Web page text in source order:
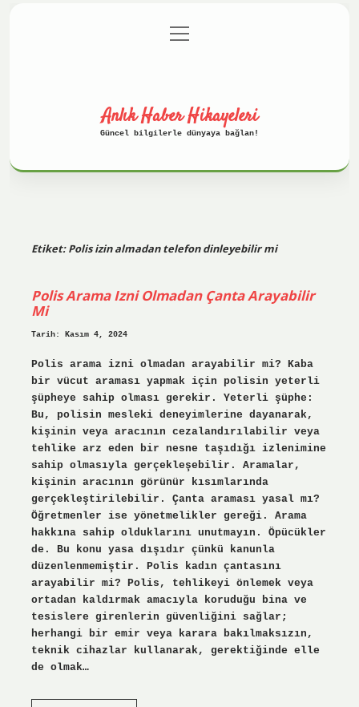
Gizlilik Politikası
menüyü
aç
Anlık Haber Hikayeleri
Güncel bilgilerle dünyaya bağlan!
Etiket:Polis izin almadan telefon dinleyebilir mi
Polis Arama Izni Olmadan Çanta Arayabilir
Mi
Tarih: Kasım 4, 2024
Polis arama izni olmadan arayabilir mi? Kaba
bir vücut araması yapmak için polisin yeterli
şüpheye sahip olması gerekir. Yeterli şüphe:
Bu, polisin mesleki deneyimlerine dayanarak,
kişinin veya aracının cezalandırılabilir veya
tehlike arz eden bir nesne taşıdığı izlenimine
sahip olmasıyla gerçekleşebilir. Aramalar,
kişinin aracının görünür kısımlarında
gerçekleştirilebilir. Çanta araması yasal mı?
Öğretmenler ise yönetmelikler gereği. Arama
hakkına sahip olduklarını unutmayın. Öpücükler
de. Bu konu yasa dışıdır çünkü kanunla
düzenlenmemiştir. Polis kadın çantasını
arayabilir mi? Polis, tehlikeyi önlemek veya
ortadan kaldırmak amacıyla koruduğu bina ve
tesislere girenlerin güvenliğini sağlar;
herhangi bir emir veya karara bakılmaksızın,
teknik cihazlar kullanarak, gerektiğinde elle
de olmak…